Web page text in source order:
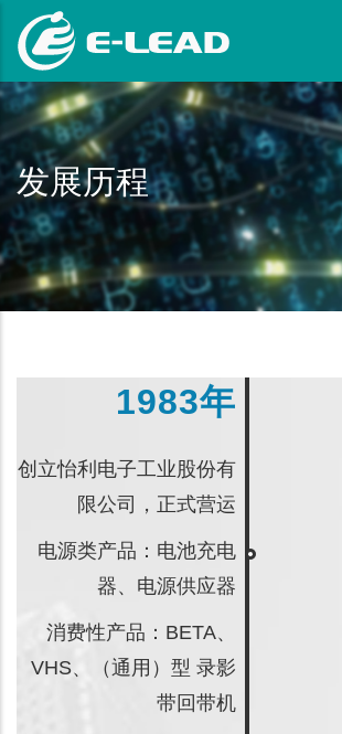
主
要
内发展历程
1983年
创立怡利电子工业股份有
限公司，正式营运
电源类产品：电池充电
器、电源供应器
消费性产品：BETA、
VHS、（通用）型 录影
带回带机